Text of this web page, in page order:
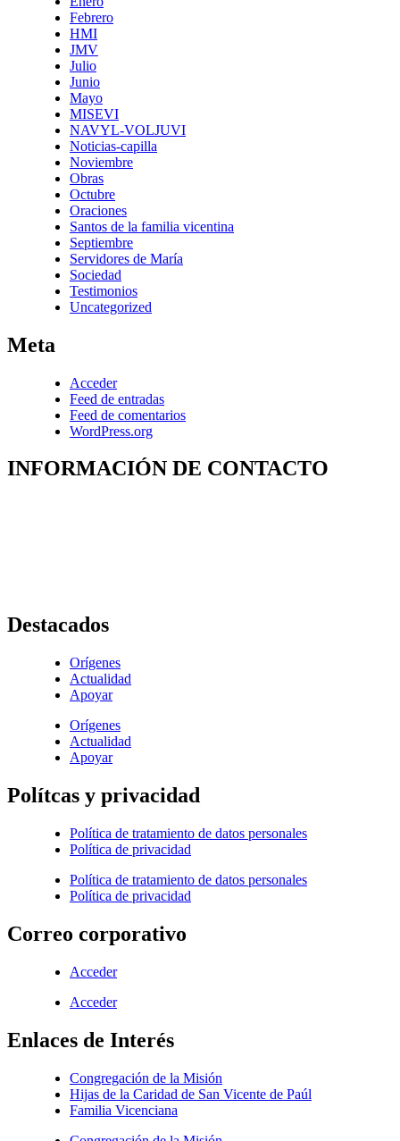
Febrero
HMI
JMV
Julio
Junio
Mayo
MISEVI
NAVYL-VOLJUVI
Noticias-capilla
Noviembre
Obras
Octubre
Oraciones
Santos de la familia vicentina
Septiembre
Servidores de María
Sociedad
Testimonios
Uncategorized
Meta
Acceder
Feed de entradas
Feed de comentarios
WordPress.org
INFORMACIÓN DE CONTACTO
Destacados
Orígenes
Actualidad
Apoyar
Orígenes
Actualidad
Apoyar
Polítcas y privacidad
Política de tratamiento de datos personales
Política de privacidad
Política de tratamiento de datos personales
Política de privacidad
Correo corporativo
Acceder
Acceder
Enlaces de Interés
Congregación de la Misión
Hijas de la Caridad de San Vicente de Paúl
Familia Vicenciana